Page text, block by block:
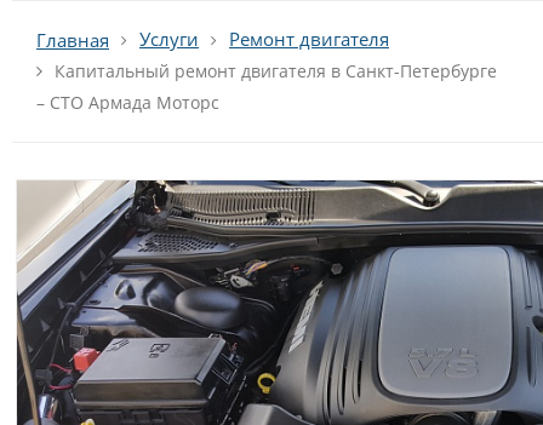
Главная Услуги Ремонт двигателя
Капитальный ремонт двигателя в Санкт-Петербурге
– СТО Армада Моторс